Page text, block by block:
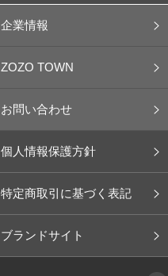
企業情報
ZOZO TOWN
お問い合わせ
個人情報保護方針
特定商取引に基づく表記
ブランドサイト